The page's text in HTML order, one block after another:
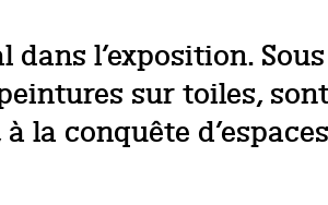
l’exposition.
sur toiles,
conquête